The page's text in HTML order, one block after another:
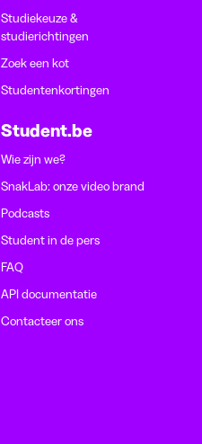
Studiekeuze &
studierichtingen
Zoek een kot
Studentenkortingen
Student.be
Wie zijn we?
SnakLab: onze video brand
Podcasts
Student in de pers
FAQ
API documentatie
Contacteer ons